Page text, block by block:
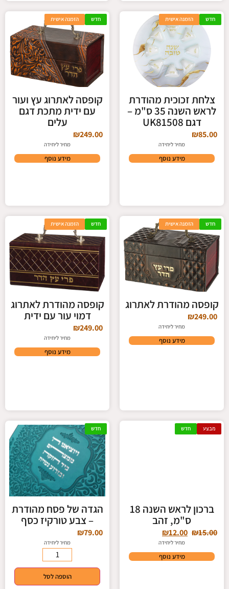
חדש הזמנה אישית
צלחת זכוכית מהודרת
לראש השנה 35 ס"מ –
דגם UK81508
₪85.00
מחיר ליחידה
מידע נוסף
חדש הזמנה אישית
קופסה לאתרוג עץ ועור
עם ידית מתכת דגם
עלים
₪249.00
מחיר ליחידה
מידע נוסף
חדש הזמנה אישית
קופסה מהודרת לאתרוג
₪249.00
מחיר ליחידה
מידע נוסף
חדש הזמנה אישית
קופסה מהודרת לאתרוג
דמוי עור עם ידית
₪249.00
מחיר ליחידה
מידע נוסף
מבצע חדש
ברכון לראש השנה 18
ס"מ, זהב
₪15.00
₪12.00
מחיר ליחידה
מידע נוסף
חדש
הגדה של פסח מהודרת
– צבע טורקיז כסף
₪79.00
מחיר ליחידה
הוספה לסל